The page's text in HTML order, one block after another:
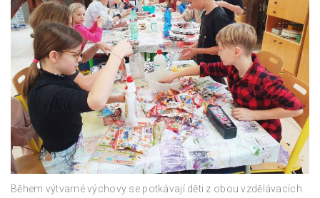
Během výtvarné výchovy se potkávají děti z obou vzdělávacích